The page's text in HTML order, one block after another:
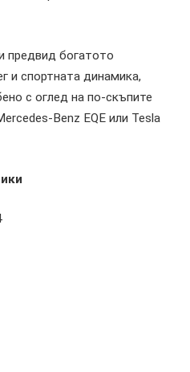
предвид богатото
и спортната динамика,
с оглед на по-скъпите
Benz EQE или Tesla